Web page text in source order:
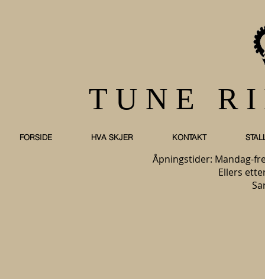
TUNE
FORSIDE HVA SKJER KONTAKT
Åpningstider: Mandag-
Ellers